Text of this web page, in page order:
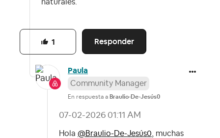
naturales.
Responder
1
Paula
Community Manager
En respuesta a Braulio-De-Jesús0
‎07-02-2026 01:11 AM
Hola @Braulio-De-Jesús0 , muchas